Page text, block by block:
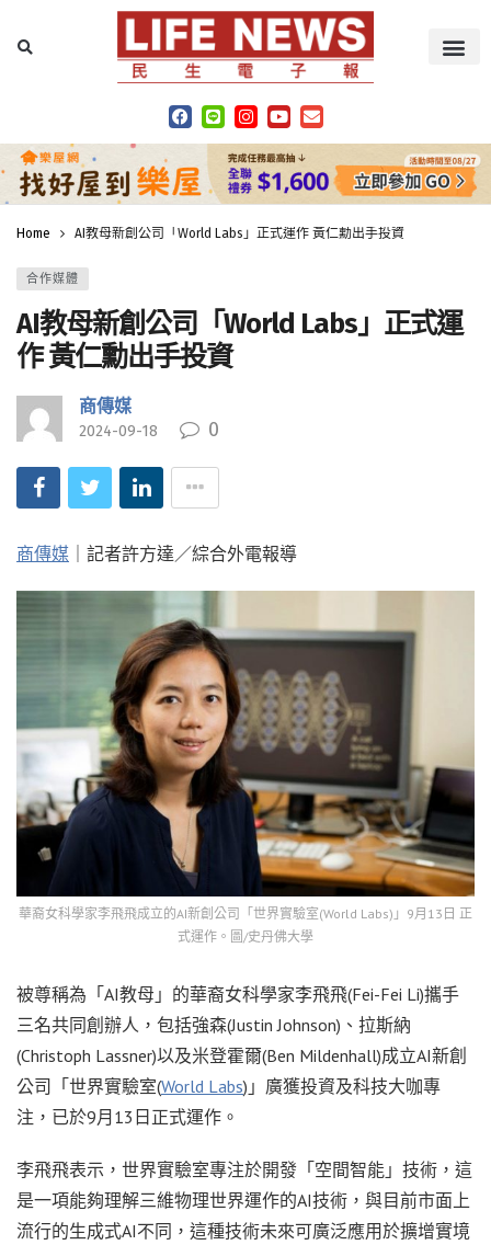
Home AI教母新創公司「World Labs」正式運作 黃仁勳出手投資
合作媒體
AI教母新創公司「World Labs」正式運
作 黃仁勳出手投資
商傳媒
2024-09-18 0
商傳媒 ｜記者許方達／綜合外電報導
華裔女科學家李飛飛成立的AI新創公司「世界實驗室(World Labs)」9月13日 正
式運作。圖/史丹佛大學
被尊稱為「AI教母」的華裔女科學家李飛飛(Fei-Fei Li)攜手
三名共同創辦人，包括強森(Justin Johnson)、拉斯納
(Christoph Lassner)以及米登霍爾(Ben Mildenhall)成立AI新創
公司「世界實驗室(World Labs)」廣獲投資及科技大咖專
注，已於9月13日正式運作。
李飛飛表示，世界實驗室專注於開發「空間智能」技術，這
是一項能夠理解三維物理世界運作的AI技術，與目前市面上
流行的生成式AI不同，這種技術未來可廣泛應用於擴增實境